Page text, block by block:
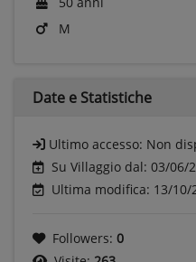
M
Date e Statistiche
Ultimo accesso: Non
Su Villaggio dal: 03/06/
Ultima modifica: 13/10/
Followers: 0